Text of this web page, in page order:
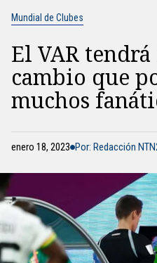
Mundial de Clubes
El VAR
cambio que
muchos
enero 18, 2023 Por: Redacción